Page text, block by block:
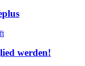
werden!